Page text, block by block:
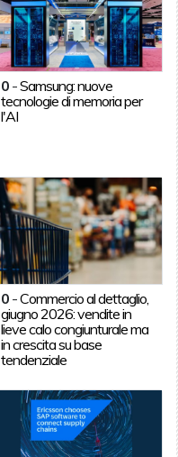
0 -Samsung: nuove
tecnologie di memoria per
l'AI
0 -Commercio al dettaglio,
giugno 2026: vendite in
lieve calo congiunturale ma
in crescita su base
tendenziale